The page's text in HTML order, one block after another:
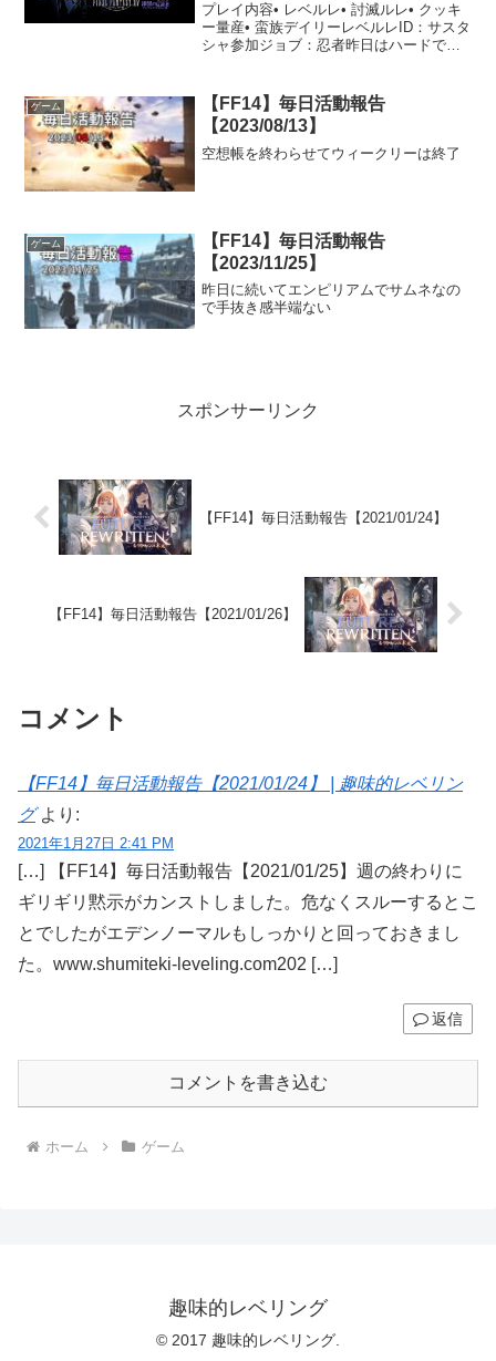
プレイ内容• レベルレ• 討滅ルレ• クッキ
ー量産• 蛮族デイリーレベルレID：サスタ
シャ参加ジョブ：忍者昨日はハードでし
は実質2つなのでかなり退屈でした。改め
て調べて...
ゲーム
【FF14】毎日活動報告
【2023/08/13】
空想帳を終わらせてウィークリーは終了
ゲーム
【FF14】毎日活動報告
【2023/11/25】
昨日に続いてエンピリアムでサムネなの
で手抜き感半端ない
スポンサーリンク
【FF14】毎日活動報告【2021/01/24】
【FF14】毎日活動報告【2021/01/26】
コメント
【FF14】毎日活動報告【2021/01/24】 | 趣味的レベリン
グ より:
2021年1月27日 2:41 PM
[…] 【FF14】毎日活動報告【2021/01/25】週の終わりに
ギリギリ黙示がカンストしました。危なくスルーするとこ
とでしたがエデンノーマルもしっかりと回っておきまし
た。www.shumiteki-leveling.com202 […]
返信
コメントを書き込む
ホーム ゲーム
趣味的レベリング
© 2017 趣味的レベリング.